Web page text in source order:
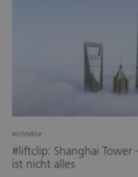
Architektur
#liftclip: Shanghai Tower
ist nicht alles